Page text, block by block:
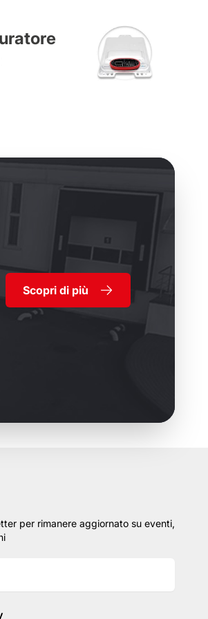
Scopri di più
per rimanere aggiornato su eventi,